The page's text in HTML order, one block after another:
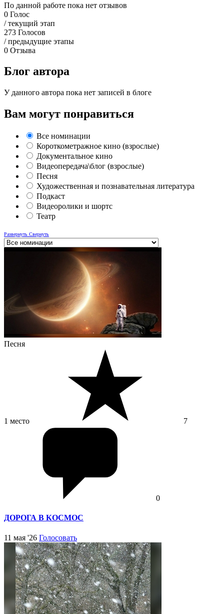
По данной работе пока нет отзывов
0 Голос
/ текущий этап
273 Голосов
/ предыдущие этапы
0 Отзыва
Блог автора
У данного автора пока нет записей в блоге
Вам могут понравиться
Все номинации
Короткометражное кино (взрослые)
Документальное кино
Видеопередача\блог (взрослые)
Песня
Художественная и познавательная литература
Подкаст
Видеоролики и шортс
Театр
Развернуть Свернуть
Песня
1 место 7
0
ДОРОГА В КОСМОС
11 мая '26 Голосовать